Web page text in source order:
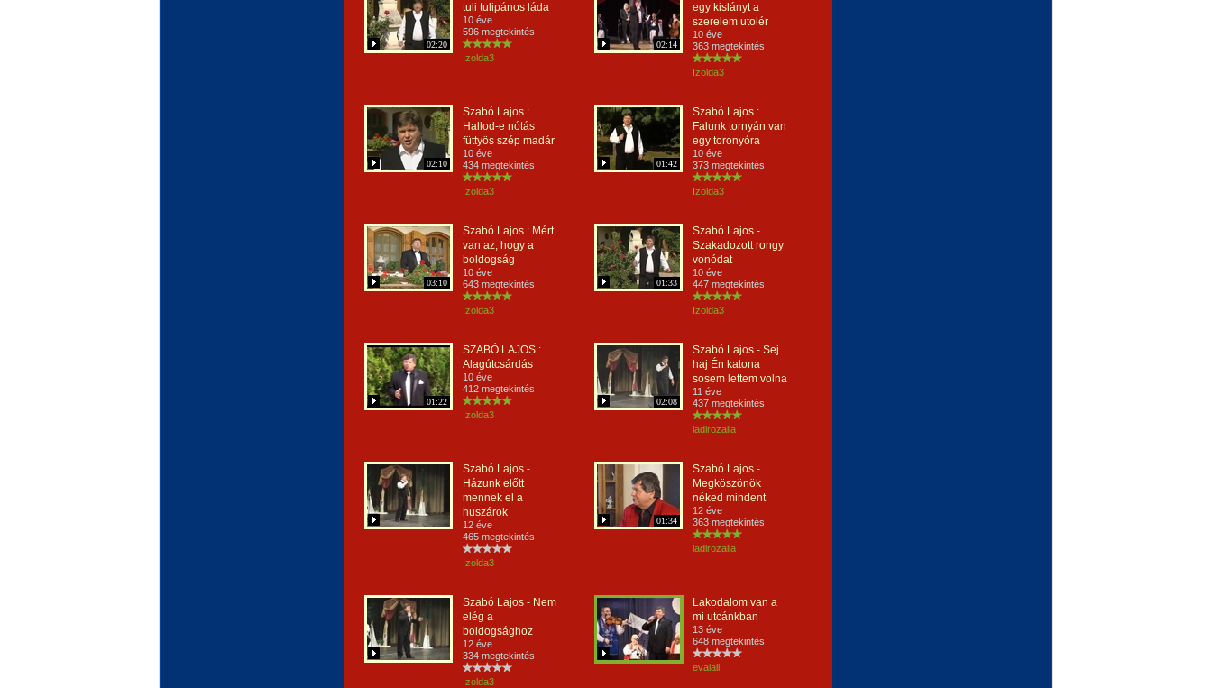
02:20
tuli tulipános láda
10 éve
596 megtekintés
Izolda3
02:14
egy kislányt a
szerelem utolér
10 éve
363 megtekintés
Izolda3
02:10
Szabó Lajos :
Hallod-e nótás
füttyös szép madár
10 éve
434 megtekintés
Izolda3
01:42
Szabó Lajos :
Falunk tornyán van
egy toronyóra
10 éve
373 megtekintés
Izolda3
03:10
Szabó Lajos : Mért
van az, hogy a
boldogság
10 éve
643 megtekintés
Izolda3
01:33
Szabó Lajos -
Szakadozott rongy
vonódat
10 éve
447 megtekintés
Izolda3
01:22
SZABÓ LAJOS :
Alagútcsárdás
10 éve
412 megtekintés
Izolda3
02:08
Szabó Lajos - Sej
haj Én katona
sosem lettem volna
11 éve
437 megtekintés
ladirozalia
Szabó Lajos -
Házunk előtt
mennek el a
huszárok
12 éve
465 megtekintés
Izolda3
01:34
Szabó Lajos -
Megköszönök
néked mindent
12 éve
363 megtekintés
ladirozalia
Szabó Lajos - Nem
elég a
boldogsághoz
12 éve
334 megtekintés
Izolda3
Lakodalom van a
mi utcánkban
13 éve
648 megtekintés
evalali